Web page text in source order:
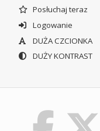
Posłuchaj teraz
Logowanie
DUŻA CZCIONKA
DUŻY KONTRAST